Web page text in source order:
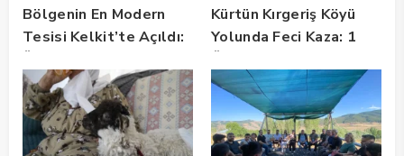
Bölgenin En Modern
Tesisi Kelkit’te Açıldı:
Kürtün Kırgeriş Köyü
Yolunda Feci Kaza: 1